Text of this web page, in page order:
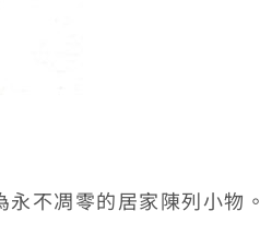
不凋零的居家陳列小物。